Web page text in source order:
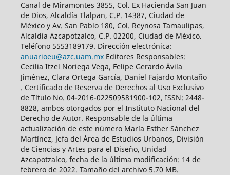
Canal de Miramontes 3855, Col. Ex Hacienda San Juan
de Dios, Alcaldía Tlalpan, C.P. 14387, Ciudad de
México y Av. San Pablo 180, Col. Reynosa Tamaulipas,
Alcaldía Azcapotzalco, C.P. 02200, Ciudad de México.
Teléfono 5553189179. Dirección electrónica:
anuarioeu@azc.uam.mxEditores Responsables:
Cecilia Itzel Noriega Vega, Felipe Gerardo Ávila
Jiménez, Clara Ortega García, Daniel Fajardo Montaño
. Certificado de Reserva de Derechos al Uso Exclusivo
de Título No. 04-2016-022509581900-102, ISSN: 2448-
8828, ambos otorgados por el Instituto Nacional del
Derecho de Autor. Responsable de la última
actualización de este número María Esther Sánchez
Martínez, Jefa del Área de Estudios Urbanos, División
de Ciencias y Artes para el Diseño, Unidad
Azcapotzalco, fecha de la última modificación: 14 de
febrero de 2022. Tamaño del archivo 5.70 MB.